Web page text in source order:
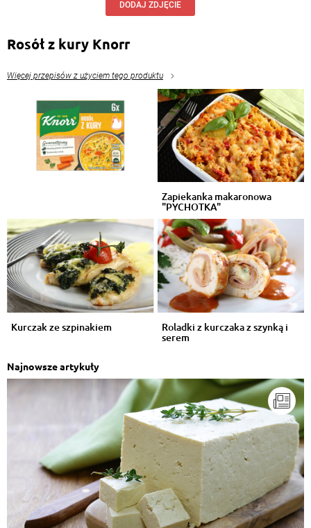
DODAJ ZDJĘCIE
Rosół z kury Knorr
Więcej przepisów z użyciem tego produktu
Zapiekanka makaronowa
"PYCHOTKA"
Kurczak ze szpinakiem Roladki z kurczaka z szynką i
serem
Najnowsze artykuły